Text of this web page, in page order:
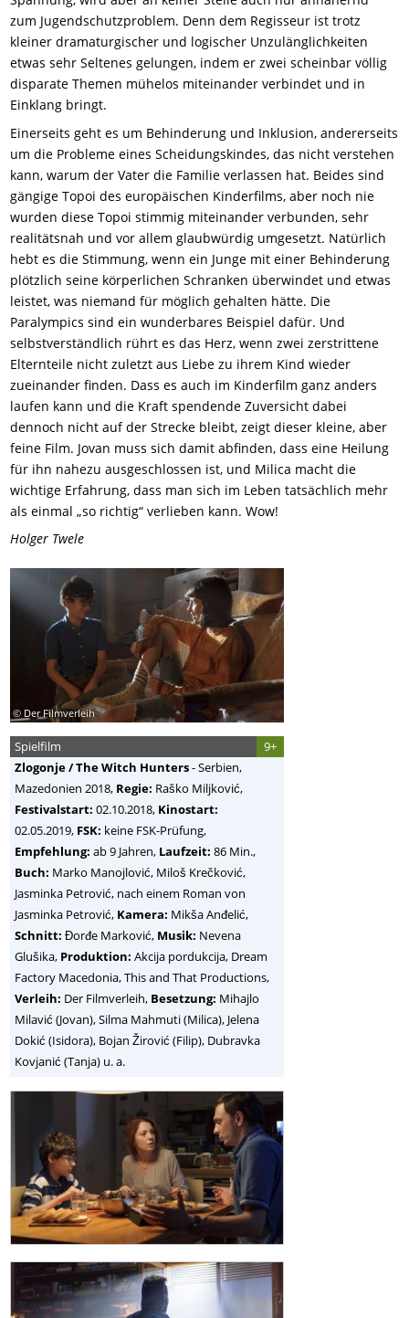
zum Jugendschutzproblem. Denn dem Regisseur ist trotz
kleiner dramaturgischer und logischer Unzulänglichkeiten
etwas sehr Seltenes gelungen, indem er zwei scheinbar völlig
disparate Themen mühelos miteinander verbindet und in
Einklang bringt.
Einerseits geht es um Behinderung und Inklusion, andererseits
um die Probleme eines Scheidungskindes, das nicht verstehen
kann, warum der Vater die Familie verlassen hat. Beides sind
gängige Topoi des europäischen Kinderfilms, aber noch nie
wurden diese Topoi stimmig miteinander verbunden, sehr
realitätsnah und vor allem glaubwürdig umgesetzt. Natürlich
hebt es die Stimmung, wenn ein Junge mit einer Behinderung
plötzlich seine körperlichen Schranken überwindet und etwas
leistet, was niemand für möglich gehalten hätte. Die
Paralympics sind ein wunderbares Beispiel dafür. Und
selbstverständlich rührt es das Herz, wenn zwei zerstrittene
Elternteile nicht zuletzt aus Liebe zu ihrem Kind wieder
zueinander finden. Dass es auch im Kinderfilm ganz anders
laufen kann und die Kraft spendende Zuversicht dabei
dennoch nicht auf der Strecke bleibt, zeigt dieser kleine, aber
feine Film. Jovan muss sich damit abfinden, dass eine Heilung
für ihn nahezu ausgeschlossen ist, und Milica macht die
wichtige Erfahrung, dass man sich im Leben tatsächlich mehr
als einmal „so richtig“ verlieben kann. Wow!
Holger Twele
© Der Filmverleih
9+
Spielfilm
Zlogonje / The Witch Hunters-Serbien,
Mazedonien 2018, Regie: Raško Miljković,
Festivalstart: 02.10.2018, Kinostart:
02.05.2019, FSK: keine FSK-Prüfung,
Empfehlung: ab 9 Jahren, Laufzeit: 86 Min.,
Buch: Marko Manojlović, Miloš Krečković,
Jasminka Petrović, nach einem Roman von
Jasminka Petrović, Kamera: Mikša Anđelić,
Schnitt: Đorđe Marković, Musik: Nevena
Glušika, Produktion: Akcija pordukcija, Dream
Factory Macedonia, This and That Productions,
Verleih: Der Filmverleih, Besetzung: Mihajlo
Milavić (Jovan), Silma Mahmuti (Milica), Jelena
Dokić (Isidora), Bojan Žirović (Filip), Dubravka
Kovjanić (Tanja) u. a.